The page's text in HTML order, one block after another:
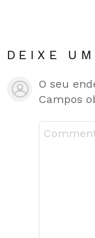
DEIXE
O seu
Campos